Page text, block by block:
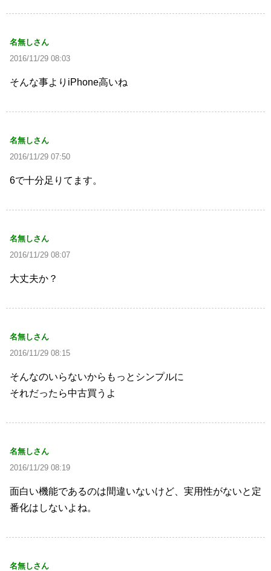
名無しさん
2016/11/29 08:03
そんな事よりiPhone高いね
名無しさん
2016/11/29 07:50
6で十分足りてます。
名無しさん
2016/11/29 08:07
大丈夫か？
名無しさん
2016/11/29 08:15
そんなのいらないからもっとシンプルに
それだったら中古買うよ
名無しさん
2016/11/29 08:19
面白い機能であるのは間違いないけど、実用性がないと定
番化はしないよね。
名無しさん